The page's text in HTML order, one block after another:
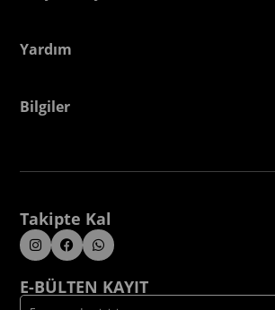
Yardım
Bilgiler
Takipte Kal
E-BÜLTEN KAYIT